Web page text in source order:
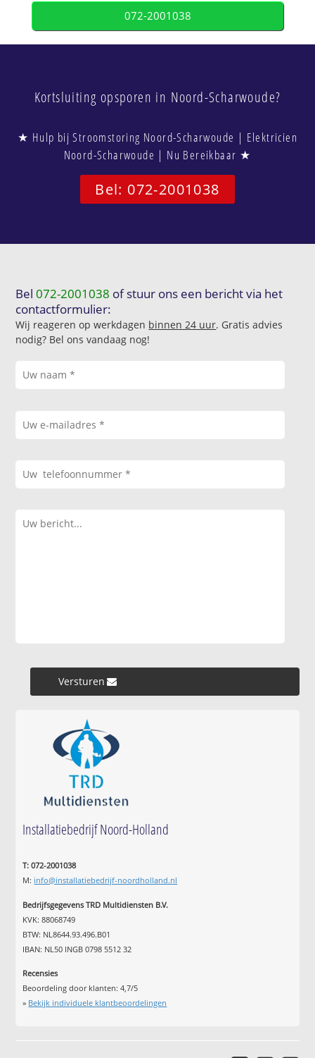
072-2001038
Kortsluiting opsporen in Noord-Scharwoude?
★ Hulp bij Stroomstoring Noord-Scharwoude | Elektricien
Noord-Scharwoude | Nu Bereikbaar ★
Bel: 072-2001038
Bel072-2001038 of stuur ons een bericht via het
contactformulier:
Wij reageren op werkdagen binnen 24 uur. Gratis advies
nodig? Bel ons vandaag nog!
Versturen »
Installatiebedrijf Noord-Holland
T: 072-2001038
M: info@installatiebedrijf-noordholland.nl
Bedrijfsgegevens TRD Multidiensten B.V.
KVK: 88068749
BTW: NL8644.93.496.B01
IBAN: NL50 INGB 0798 5512 32
Recensies
Beoordeling door klanten:4,7/5
» Bekijk individuele klantbeoordelingen